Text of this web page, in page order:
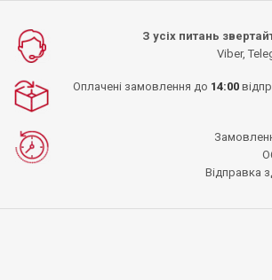
З усіх питань
Viber,
Оплачені замовлення до 14:00
Відправка